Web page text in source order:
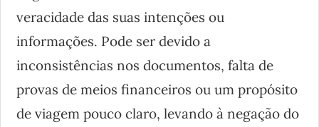
veracidade das suas intenções ou
informações. Pode ser devido a
inconsistências nos documentos, falta de
provas de meios financeiros ou um propósito
de viagem pouco claro, levando à negação do